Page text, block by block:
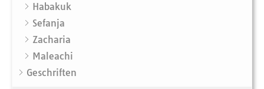
Habakuk
Sefanja
Zacharia
Maleachi
Geschriften